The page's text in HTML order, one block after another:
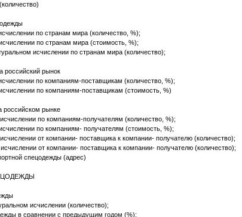
по странам мира (количество, %);
по странам мира (стоимость, %);
исчислении по странам мира (количество);
российский рынок
по компаниям-поставщикам (количество, %);
по компаниям-поставщикам (стоимость, %)
российском рынке
по компаниям-получателям (количество, %);
по компаниям- получателям (стоимость, %);
от компании- поставщика к компании- получателю (количество);
от компании- поставщика к компании- получателю (количество);
спецодежды (адрес)
исчислении (количество);
в сравнении с предыдущим годом (%);